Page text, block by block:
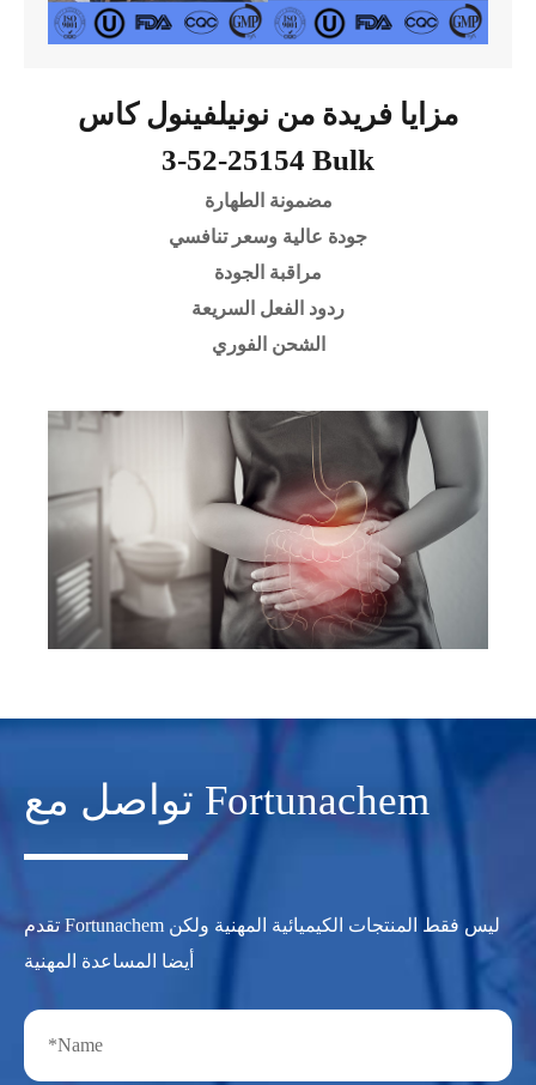
مزايا فريدة من نونيلفينول كاس
25154-52-3 Bulk
مضمونة الطهارة
جودة عالية وسعر تنافسي
مراقبة الجودة
ردود الفعل السريعة
الشحن الفوري
تواصل مع Fortunachem
تقدم Fortunachem ليس فقط المنتجات الكيميائية المهنية ولكن
أيضا المساعدة المهنية